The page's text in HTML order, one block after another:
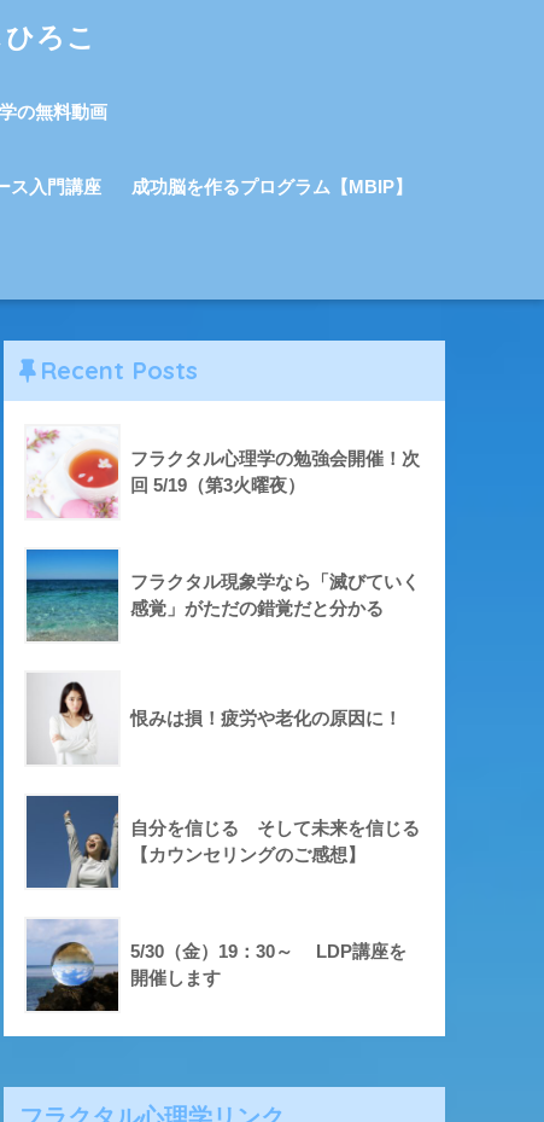
ろこ
の無料動画
ス入門講座 成功脳を作るプログラム【MBIP】
Recent Posts
フラクタル心理学の勉強会開催！次
回 5/19（第3火曜夜）
フラクタル現象学なら「滅びていく
感覚」がただの錯覚だと分かる
恨みは損！疲労や老化の原因に！
自分を信じる そして未来を信じる
【カウンセリングのご感想】
5/30（金）19：30～ LDP講座を
開催します